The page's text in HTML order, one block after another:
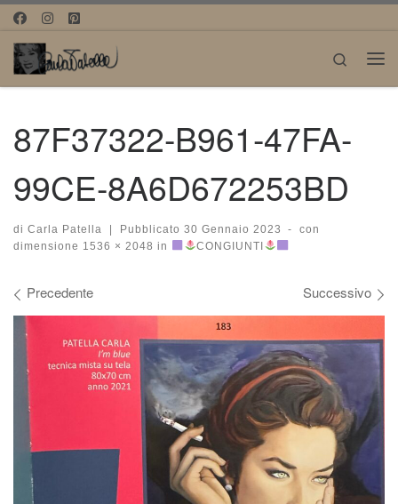
Passa al contenuto
Search
87F37322-B961-47FA-
99CE-8A6D672253BD
di Carla Patella Pubblicato 30 Gennaio 2023 -
con
dimensione 1536 × 2048 in CONGIUNTI
Navigazione immagini
Precedente Successivo